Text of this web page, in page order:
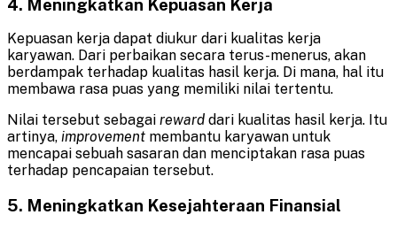
4. Meningkatkan Kepuasan Kerja
Kepuasan kerja dapat diukur dari kualitas kerja
karyawan. Dari perbaikan secara terus-menerus, akan
berdampak terhadap kualitas hasil kerja. Di mana, hal itu
membawa rasa puas yang memiliki nilai tertentu.
Nilai tersebut sebagai reward dari kualitas hasil kerja. Itu
artinya, improvement membantu karyawan untuk
mencapai sebuah sasaran dan menciptakan rasa puas
terhadap pencapaian tersebut.
5. Meningkatkan Kesejahteraan Finansial